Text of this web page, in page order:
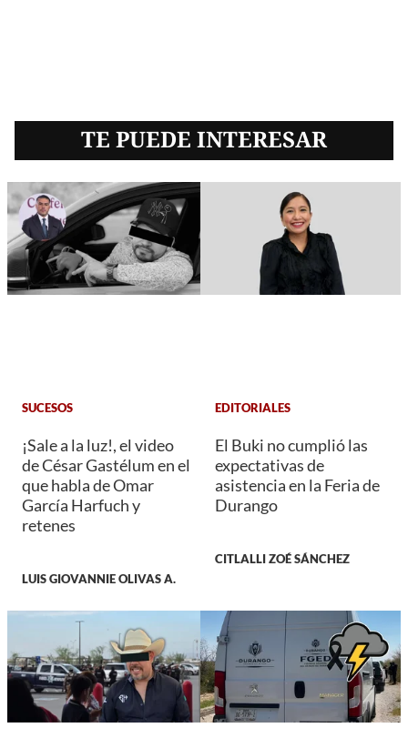
TE PUEDE INTERESAR
SUCESOS
¡Sale a la luz!, el video
de César Gastélum en el
que habla de Omar
García Harfuch y
retenes
LUIS GIOVANNIE OLIVAS A.
EDITORIALES
El Buki no cumplió las
expectativas de
asistencia en la Feria de
Durango
CITLALLI ZOÉ SÁNCHEZ